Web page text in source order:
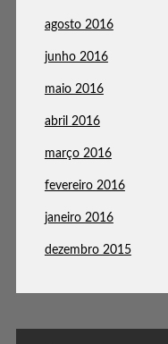
agosto 2016
junho 2016
maio 2016
abril 2016
março 2016
fevereiro 2016
janeiro 2016
dezembro 2015